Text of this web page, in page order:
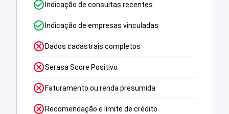
Indicação de consultas recentes
Indicação de empresas vinculadas
Dados cadastrais completos
Serasa Score Positivo
Faturamento ou renda presumida
Recomendação e limite de crédito